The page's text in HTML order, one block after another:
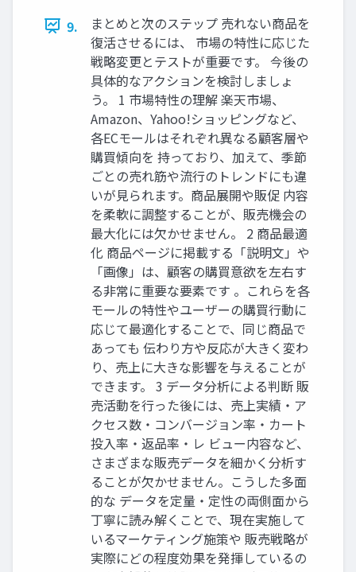
9.
まとめと次のステップ 売れない商品を
復活させるには、 市場の特性に応じた
戦略変更とテストが重要です。 今後の
具体的なアクションを検討しましょ
う。 1 市場特性の理解 楽天市場、
Amazon、Yahoo!ショッピングなど、
各ECモールはそれぞれ異なる顧客層や
購買傾向を 持っており、加えて、季節
ごとの売れ筋や流行のトレンドにも違
いが見られます。商品展開や販促 内容
を柔軟に調整することが、販売機会の
最大化には欠かせません。 2 商品最適
化 商品ページに掲載する「説明文」や
「画像」は、顧客の購買意欲を左右す
る非常に重要な要素です 。これらを各
モールの特性やユーザーの購買行動に
応じて最適化することで、同じ商品で
あっても 伝わり方や反応が大きく変わ
り、売上に大きな影響を与えることが
できます。 3 データ分析による判断 販
売活動を行った後には、売上実績・ア
クセス数・コンバージョン率・カート
投入率・返品率・レ ビュー内容など、
さまざまな販売データを細かく分析す
ることが欠かせません。こうした多面
的な データを定量・定性の両側面から
丁寧に読み解くことで、現在実施して
いるマーケティング施策や 販売戦略が
実際にどの程度効果を発揮しているの